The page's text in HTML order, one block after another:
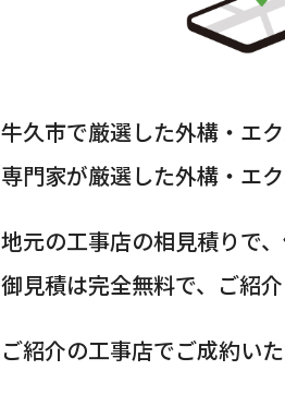
牛久市で厳選した外構・エ
専門家が厳選した外構・エ
地元の工事店の相見積りで
御見積は完全無料で、ご紹
ご紹介の工事店でご成約い